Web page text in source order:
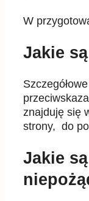
W
Jakie
znajduję się
strony, do
Jakie